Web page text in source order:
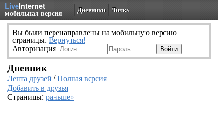
LiveInternet
мобильная версия Дневники Личка
Вы были перенаправлены на мобильную версию
страницы. Вернуться!
Авторизация
Дневник
Лента друзей /Полная версия
Добавить в друзья
Страницы: раньше»